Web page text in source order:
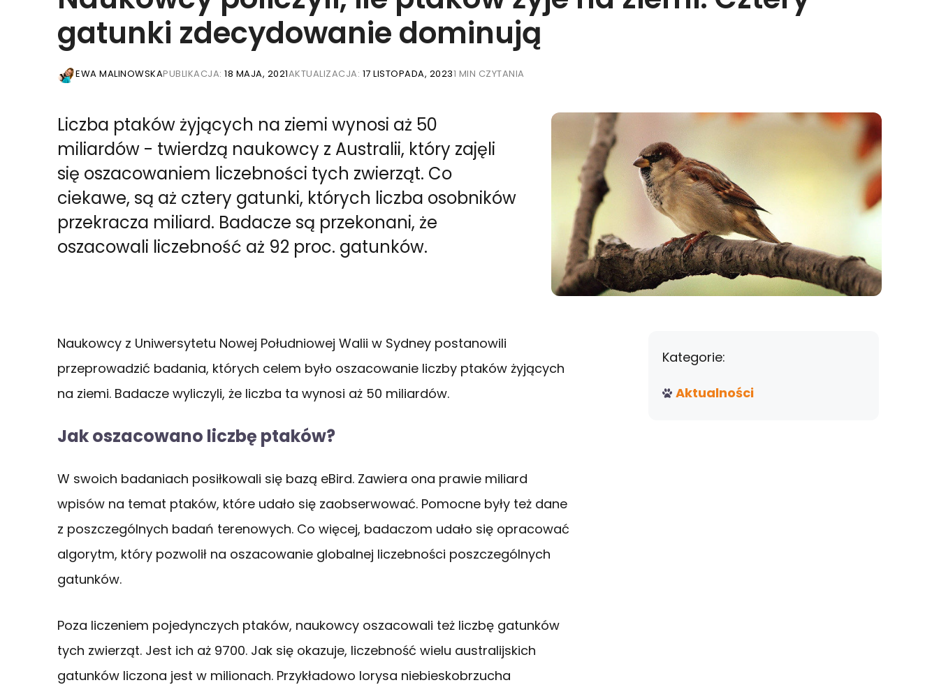
gatunki zdecydowanie dominują
EWA MALINOWSKAPUBLIKACJA: 18 MAJA, 2021AKTUALIZACJA: 17 LISTOPADA, 20231 MIN CZYTANIA
Liczba ptaków żyjących na ziemi wynosi aż 50
miliardów - twierdzą naukowcy z Australii, który zajęli
się oszacowaniem liczebności tych zwierząt. Co
ciekawe, są aż cztery gatunki, których liczba osobników
przekracza miliard. Badacze są przekonani, że
oszacowali liczebność aż 92 proc. gatunków.
Naukowcy z Uniwersytetu Nowej Południowej Walii w Sydney postanowili
przeprowadzić badania, których celem było oszacowanie liczby ptaków żyjących
na ziemi. Badacze wyliczyli, że liczba ta wynosi aż 50 miliardów.
Jak oszacowano liczbę ptaków?
W swoich badaniach posiłkowali się bazą eBird. Zawiera ona prawie miliard
wpisów na temat ptaków, które udało się zaobserwować. Pomocne były też dane
z poszczególnych badań terenowych. Co więcej, badaczom udało się opracować
algorytm, który pozwolił na oszacowanie globalnej liczebności poszczególnych
gatunków.
Poza liczeniem pojedynczych ptaków, naukowcy oszacowali też liczbę gatunków
tych zwierząt. Jest ich aż 9700. Jak się okazuje, liczebność wielu australijskich
gatunków liczona jest w milionach. Przykładowo lorysa niebieskobrzucha
Kategorie:
Aktualności